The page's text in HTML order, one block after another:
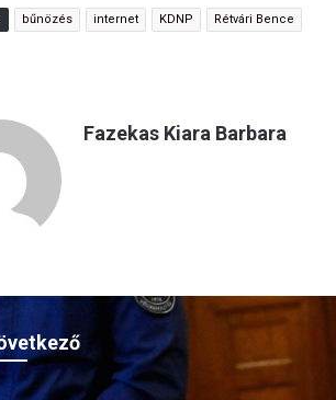
bűnözés internet KDNP Rétvári Bence
Fazekas Kiara Barbara